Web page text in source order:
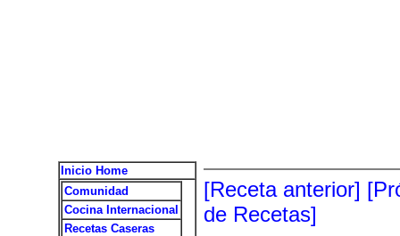
Inicio Home
Comunidad
Cocina Internacional
Recetas Caseras
[Receta anterior]
de Recetas]